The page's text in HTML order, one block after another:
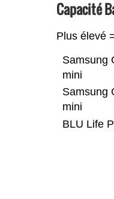
Capacité
Plus élevé
BLU Life
Samsung
mini
Samsung
mini